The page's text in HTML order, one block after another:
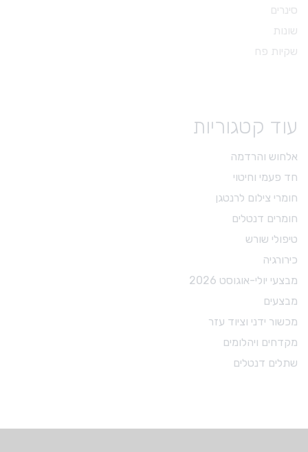
סינרים
שונות
שקיות פח
עוד קטגוריות
אלחוש והרדמה
חד פעמי וחיטוי
חומרי צילום לרנטגן
חומרים דנטלים
טיפולי שורש
כירורגיה
מבצעי יולי-אוגוסט 2026
מבצעים
מכשור ידני וציוד עזר
מקדחים ויהלומים
שתלים דנטלים